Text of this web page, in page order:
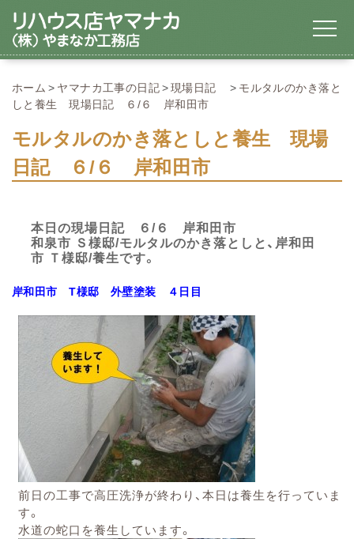
ホーム ヤマナカ工事の日記 現場日記
モルタルのかき落と
しと養生 現場日記 ６/６ 岸和田市
モルタルのかき落としと養生 現場
日記 ６/６ 岸和田市
本日の現場日記 ６/６ 岸和田市
和泉市 Ｓ様邸/モルタルのかき落としと、岸和田
市 Ｔ様邸/養生です。
岸和田市T様邸 外壁塗装 ４日目
前日の工事で高圧洗浄が終わり、本日は養生を行っていま
す。
水道の蛇口を養生しています。